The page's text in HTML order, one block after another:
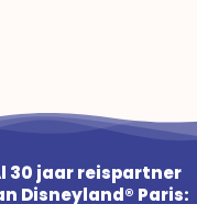
30 jaar reispartner
Disneyland® Paris: